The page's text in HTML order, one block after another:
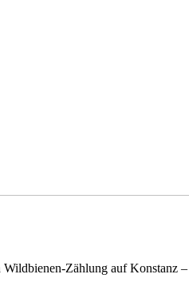
Zählung auf Konstanz